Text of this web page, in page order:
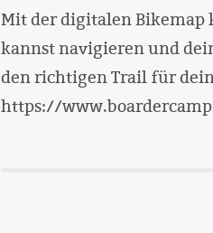
Mit der digitalen Bikemap
kannst navigieren und
den richtigen Trail für
https://